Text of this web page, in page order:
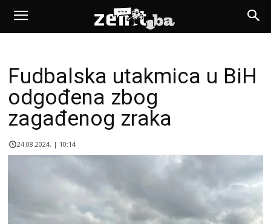
Fudbalska utakmica u BiH
odgođena zbog
zagađenog zraka
24.08.2024. | 10:14